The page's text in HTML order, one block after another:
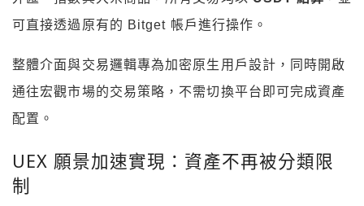
可直接透過原有的 Bitget 帳戶進行操作。
整體介面與交易邏輯專為加密原生用戶設計，同時開啟
通往宏觀市場的交易策略，不需切換平台即可完成資產
配置。
UEX 願景加速實現：資產不再被分類限
制